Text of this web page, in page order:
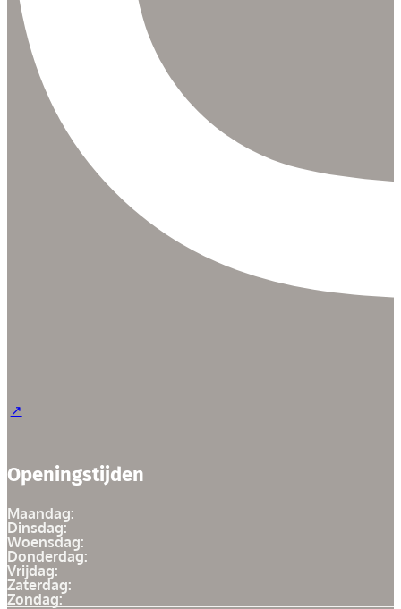
Openingstijden
Maandag:
Dinsdag:
Woensdag:
Donderdag:
Vrijdag:
Zaterdag:
Zondag: